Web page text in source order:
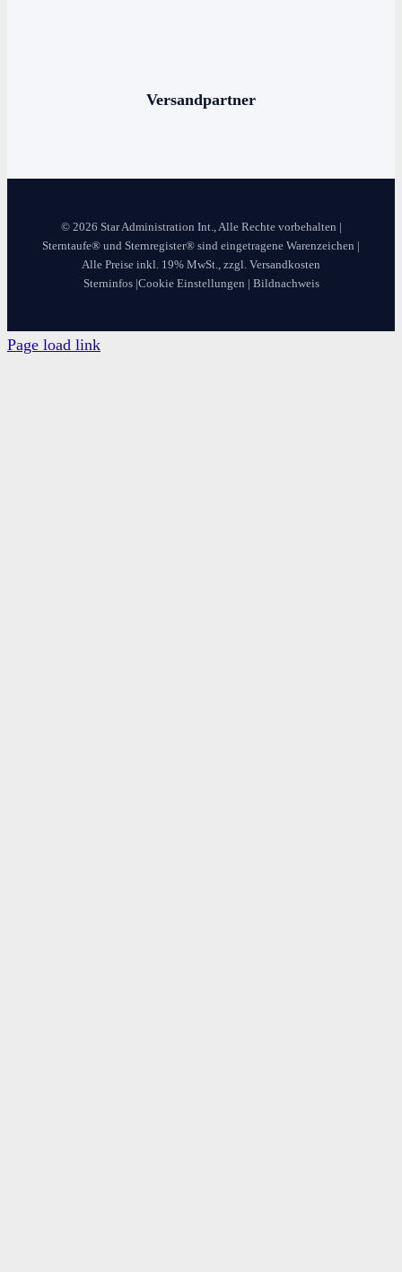
Versandpartner
© 2026 Star Administration Int., Alle Rechte vorbehalten |
Sterntaufe® und Sternregister® sind eingetragene Warenzeichen |
Alle Preise inkl. 19% MwSt., zzgl. Versandkosten
Sterninfos|Cookie Einstellungen | Bildnachweis
Page load link